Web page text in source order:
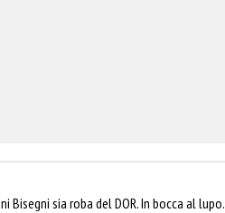
Bisegni sia roba del DOR. In bocca al lupo.